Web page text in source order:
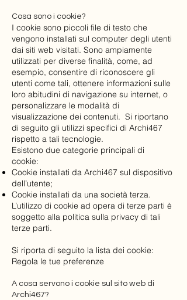
Cosa sono i cookie?
I cookie sono piccoli file di testo che
vengono installati sul computer degli utenti
dai siti web visitati. Sono ampiamente
utilizzati per diverse finalità, come, ad
esempio, consentire di riconoscere gli
utenti come tali, ottenere informazioni sulle
loro abitudini di navigazione su internet, o
personalizzare le modalità di
visualizzazione dei contenuti. Si riportano
di seguito gli utilizzi specifici di Archi467
rispetto a tali tecnologie.
Esistono due categorie principali di
cookie:
Cookie installati da Archi467 sul dispositivo
dell’utente;
Cookie installati da una società terza.
L’utilizzo di cookie ad opera di terze parti è
soggetto alla politica sulla privacy di tali
terze parti.
Si riporta di seguito la lista dei cookie:
Regola le tue preferenze
A cosa servono i cookie sul sito web di
Archi467?